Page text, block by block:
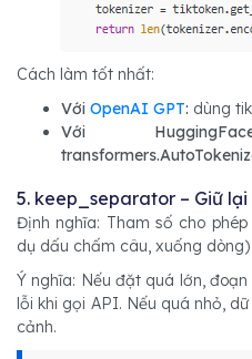
Cách làm tốt nhất:
Với OpenAI GPT: dùng
Với
5. keep_separator – Giữ
Định nghĩa: Tham số cho
dụ dấu chấm câu, xuống
Ý nghĩa: Nếu đặt quá lớn,
lỗi khi gọi API. Nếu quá nhỏ,
cảnh.